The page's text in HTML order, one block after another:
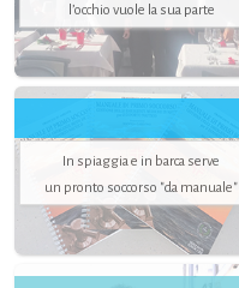
l’occhio vuole la sua parte
In spiaggia e in barca serve
un pronto soccorso "da manuale"